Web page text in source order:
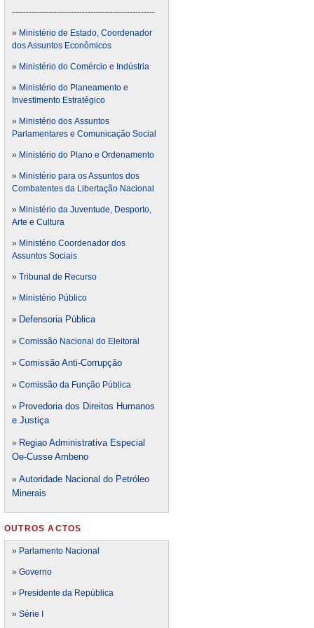
---------------------------------------------------
» Ministério de Estado, Coordenador
dos Assuntos Econômicos
» Ministério do Comércio e Indústria
» Ministério do Planeamento e
Investimento Estratégico
» Ministério dos Assuntos
Parlamentares e Comunicação Social
» Ministério do Plano e Ordenamento
» Ministério para os Assuntos dos
Combatentes da Libertação Nacional
» Ministério da Juventude, Desporto,
Arte e Cultura
» Ministério Coordenador dos
Assuntos Sociais
» Tribunal de Recurso
» Ministério Público
» Defensoria Pública
» Comissão Nacional do Eleitoral
» Comissão Anti-Corrupção
» Comissão da Função Pública
» Provedoria dos Direitos Humanos
e Justiça
» Regiao Administrativa Especial
Oe-Cusse Ambeno
» Autoridade Nacional do Petróleo
Minerais
OUTROS ACTOS
» Parlamento Nacional
» Governo
» Presidente da República
» Série I